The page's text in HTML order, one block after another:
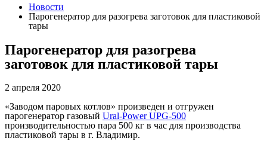
Новости
Парогенератор для разогрева заготовок для пластиковой
тары
Парогенератор для разогрева
заготовок для пластиковой тары
2 апреля 2020
«Заводом паровых котлов» произведен и отгружен
парогенератор газовый Ural-Power UPG-500
производительностью пара 500 кг в час для производства
пластиковой тары в г. Владимир.